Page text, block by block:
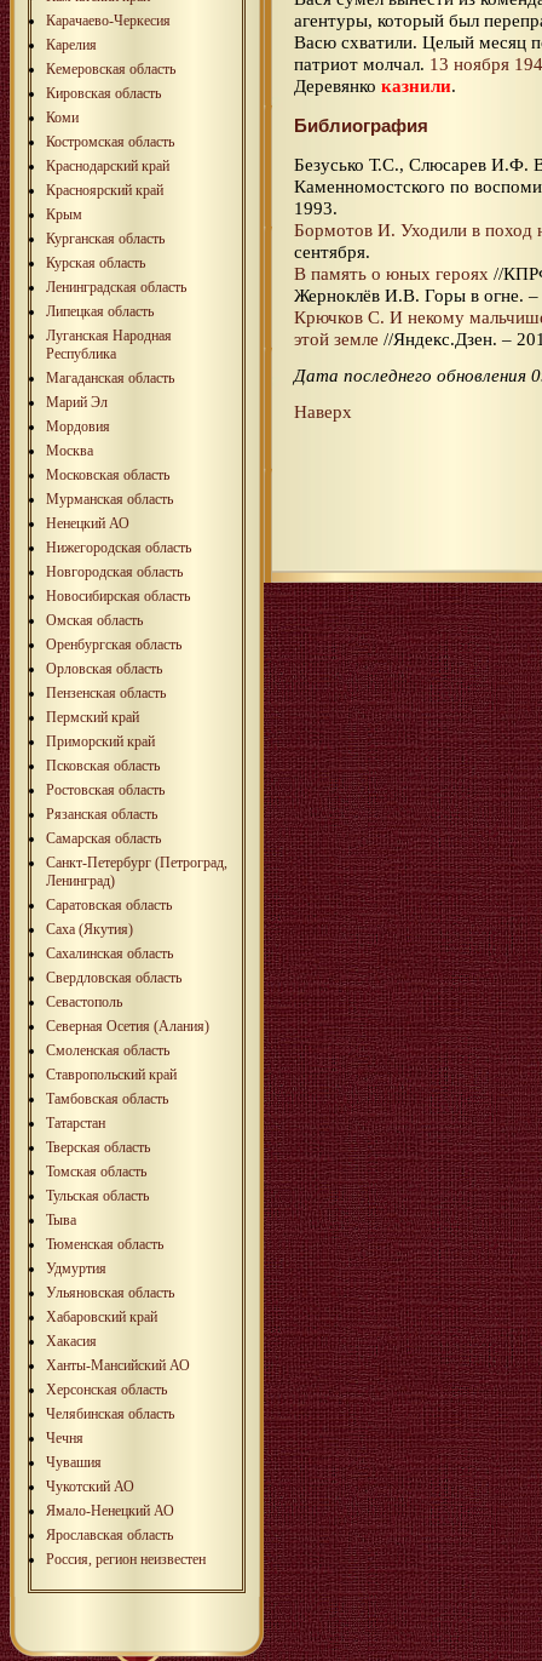
Карачаево-Черкесия
Карелия
Кемеровская область
Кировская область
Коми
Костромская область
Краснодарский край
Красноярский край
Крым
Курганская область
Курская область
Ленинградская область
Липецкая область
Луганская Народная
Республика
Магаданская область
Марий Эл
Мордовия
Москва
Московская область
Мурманская область
Ненецкий АО
Нижегородская область
Новгородская область
Новосибирская область
Омская область
Оренбургская область
Орловская область
Пензенская область
Пермский край
Приморский край
Псковская область
Ростовская область
Рязанская область
Самарская область
Санкт-Петербург (Петроград,
Ленинград)
Саратовская область
Саха (Якутия)
Сахалинская область
Свердловская область
Севастополь
Северная Осетия (Алания)
Смоленская область
Ставропольский край
Тамбовская область
Татарстан
Тверская область
Томская область
Тульская область
Тыва
Тюменская область
Удмуртия
Ульяновская область
Хабаровский край
Хакасия
Ханты-Мансийский АО
Херсонская область
Челябинская область
Чечня
Чувашия
Чукотский АО
Ямало-Ненецкий АО
Ярославская область
Россия, регион неизвестен
агентуры, который был
Васю схватили. Целый месяц
патриот молчал. 13 ноября
Деревянко казнили.
Библиография
Безусько Т.С., Слюсарев И.Ф.
Каменномостского по
1993.
Бормотов И. Уходили в поход
сентября.
В память о юных героях //
Жерноклёв И.В. Горы в огне.
Крючков С. И некому
этой земле //Яндекс.Дзен. –
Дата последнего обновления
Наверх